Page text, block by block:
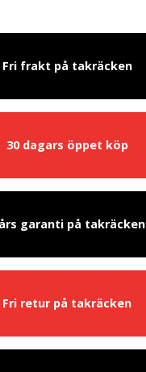
Fri frakt på takräcken
30 dagars öppet köp
garanti på takräcken
Fri retur på takräcken